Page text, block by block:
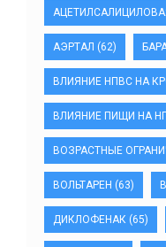
АЭРТАЛ (62)
ВЛИЯНИЕ НПВС НА
ВЛИЯНИЕ ПИЩИ НА
ВОЗРАСТНЫЕ
ВОЛЬТАРЕН (63)
ДИКЛОФЕНАК (65)